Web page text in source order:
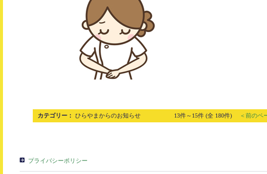
カテゴリー： ひらやまからのお知らせ 13件～15件 (全 180件) ＜前のペ
プライバシーポリシー